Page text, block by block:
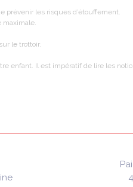
prévenir les risques d’étouffement.
le trottoir.
enfant. Il est impératif de lire les